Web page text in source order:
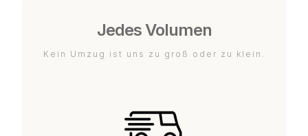
Jedes Volumen
Kein Umzug ist uns zu groß oder zu klein.